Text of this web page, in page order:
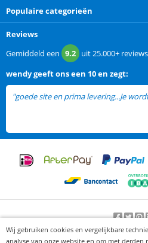
Populaire categorieën
Reviews
Gemiddeld een 9.2 uit25.000+ reviews
wendygeeft ons een 10 en zegt:
"goede site en prima levering...Je
Beoordeling door klanten:9.2/
Wij gebruiken cookies en vergelijkbare
analyse van onze website en om met derden